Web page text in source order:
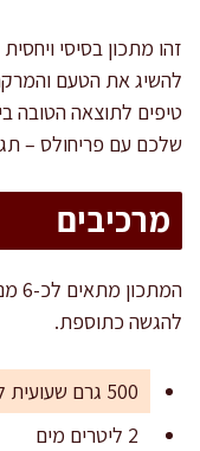
זהו מתכון בסיסי
להשיג את הטעם
טיפים לתוצאה הטובה
שלכם עם פריחולס –
מרכיבים
להגשה כתוספת.
500 גרם שעועית לבנה יבשה
2 ליטרים מים